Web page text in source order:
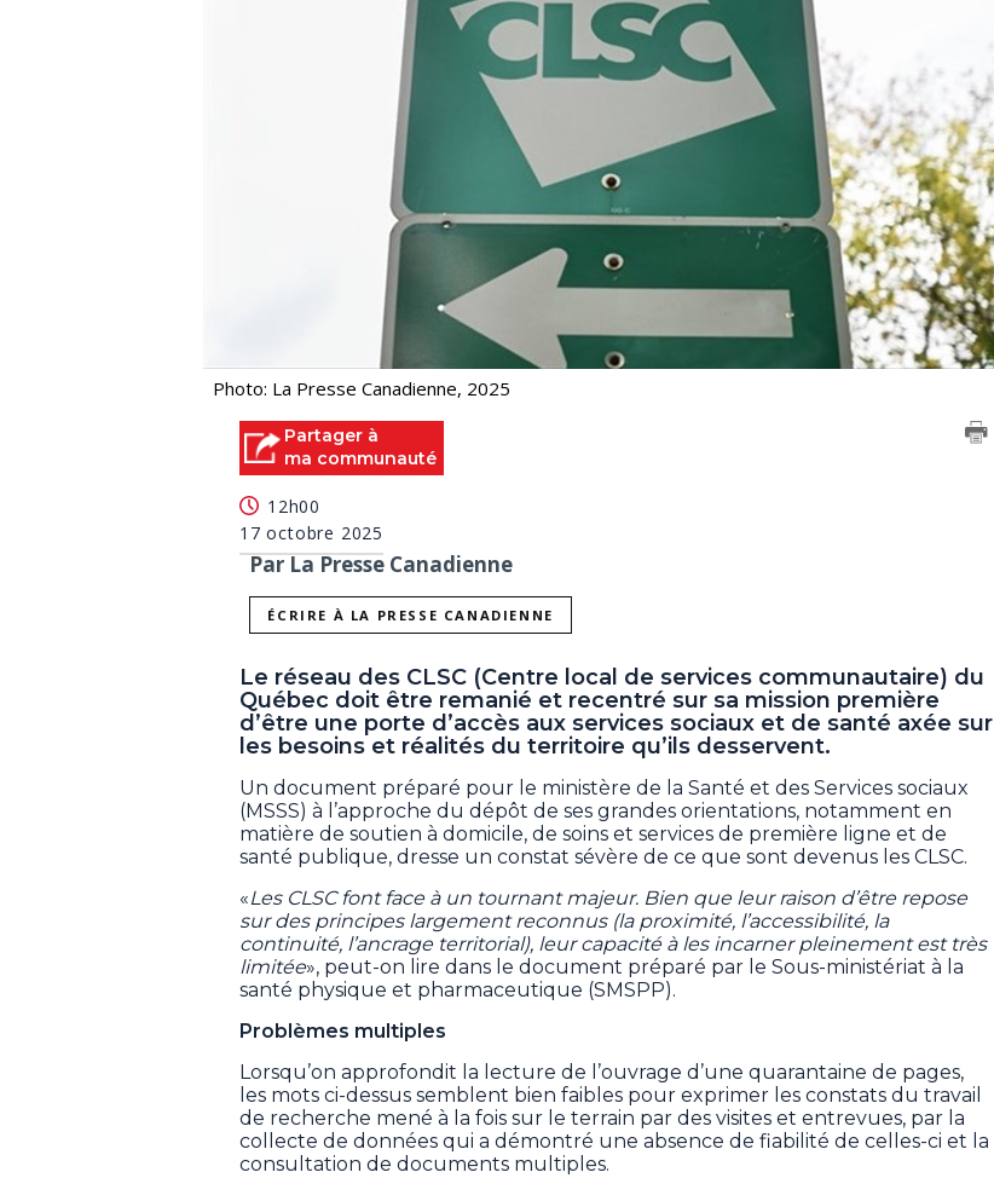
Photo: La Presse Canadienne, 2025
Partager à
ma communauté
12h00
17 octobre 2025
Par La Presse Canadienne
ÉCRIRE À LA PRESSE CANADIENNE
Le réseau des CLSC (Centre local de services communautaire) du
Québec doit être remanié et recentré sur sa mission première
d’être une porte d’accès aux services sociaux et de santé axée sur
les besoins et réalités du territoire qu’ils desservent.
Un document préparé pour le ministère de la Santé et des Services sociaux
(MSSS) à l’approche du dépôt de ses grandes orientations, notamment en
matière de soutien à domicile, de soins et services de première ligne et de
santé publique, dresse un constat sévère de ce que sont devenus les CLSC.
«Les CLSC font face à un tournant majeur. Bien que leur raison d’être repose
sur des principes largement reconnus (la proximité, l’accessibilité, la
continuité, l’ancrage territorial), leur capacité à les incarner pleinement est très
limitée», peut-on lire dans le document préparé par le Sous-ministériat à la
santé physique et pharmaceutique (SMSPP).
Problèmes multiples
Lorsqu’on approfondit la lecture de l’ouvrage d’une quarantaine de pages,
les mots ci-dessus semblent bien faibles pour exprimer les constats du travail
de recherche mené à la fois sur le terrain par des visites et entrevues, par la
collecte de données qui a démontré une absence de fiabilité de celles-ci et la
consultation de documents multiples.